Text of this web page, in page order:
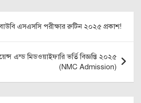
বাউবি এসএসসি পরীক্ষার রুটিন ২০২৫ প্রকাশ!
এন্ড মিডওয়াইফারি ভর্তি বিজ্ঞপ্তি ২০২৫
(NMC Admission)